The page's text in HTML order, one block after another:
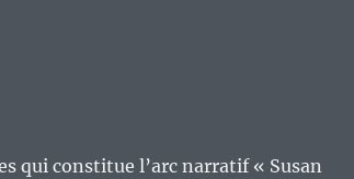
qui constitue l’arc narratif « Susan